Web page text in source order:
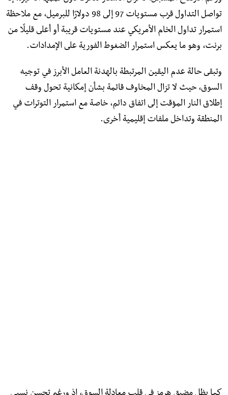
تواصل التداول قرب مستويات 97 إلى 98 دولارًا للبرميل، مع ملاحظة
استمرار تداول الخام الأمريكي عند مستويات قريبة أو أعلى قليلًا من
برنت، وهو ما يعكس استمرار الضغوط الفورية على الإمدادات.
وتبقى حالة عدم اليقين المرتبطة بالهدنة العامل الأبرز في توجيه
السوق، حيث لا تزال المخاوف قائمة بشأن إمكانية تحول وقف
إطلاق النار المؤقت إلى اتفاق دائم، خاصة مع استمرار التوترات في
المنطقة وتداخل ملفات إقليمية أخرى.